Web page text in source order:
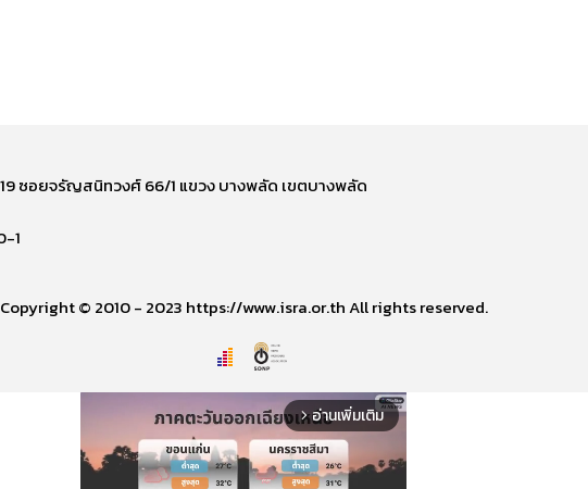
ซอยจรัญสนิทวงศ์ 66/1 แขวง บางพลัด เขตบางพลัด
1
Copyright © 2010 - 2023 https://www.isra.or.th All rights reserved.
arrow_forward_ios อ่านเพิ่มเติม